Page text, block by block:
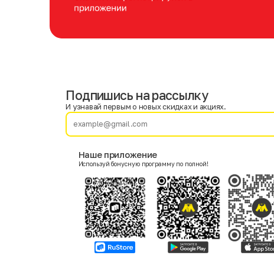
Фамилия
Женский
Согласие на получение чеков по электронной почте
Подпишись на рассылку
И узнавай первым о новых скидках и акциях.
Наше приложение
Используй бонусную программу по полной!